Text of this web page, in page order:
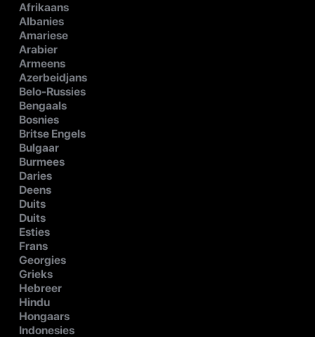
Afrikaans
Albanies
Amariese
Arabier
Armeens
Azerbeidjans
Belo-Russies
Bengaals
Bosnies
Britse Engels
Bulgaar
Burmees
Daries
Deens
Duits
Duits
Esties
Frans
Georgies
Grieks
Hebreer
Hindu
Hongaars
Indonesies